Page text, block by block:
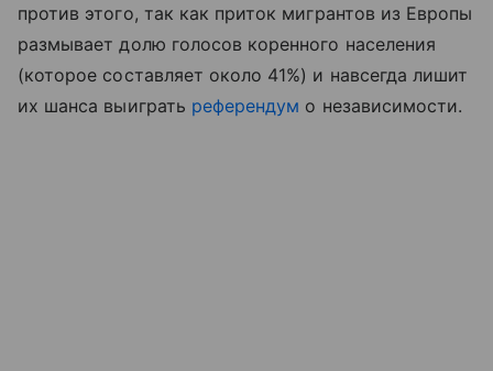
против этого, так как приток мигрантов из Европы
размывает долю голосов коренного населения
(которое составляет около 41%) и навсегда лишит
их шанса выиграть референдум о независимости.